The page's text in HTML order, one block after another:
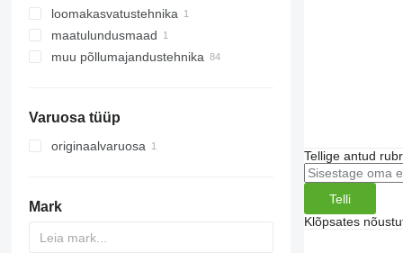
maisikombainid
muud kombainid
rootorniidukid
viljaheedrid
heinakaarutid
isetühjenduvad haagised
niidukid
loomakasvatustehnika
loomakasvatustehnika
põhupurustid
maatulundusmaad
elevaatorid ja viljahoidlad
muu põllumajandustehnika
Varuosa tüüp
originaalvaruosa
Mark
Tellige antud
Telli
Klõpsates